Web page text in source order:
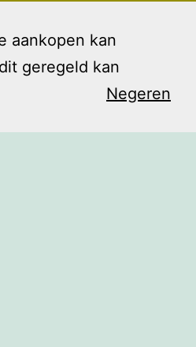
aankopen kan
geregeld kan
Negeren